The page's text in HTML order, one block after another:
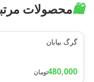
🛍️محصولات
گرگ بیابان
480,000تومان